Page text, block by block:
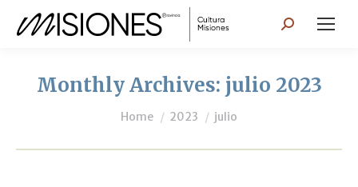
Search:
Monthly Archives: julio 2023
You are here:
Home 2023 julio